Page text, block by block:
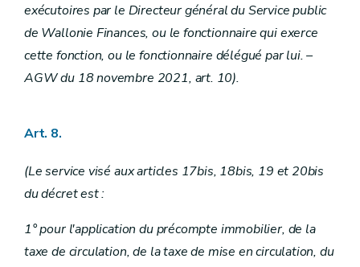
exécutoires par le Directeur général du Service public
de Wallonie Finances, ou le fonctionnaire qui exerce
cette fonction, ou le fonctionnaire délégué par lui. –
AGW du 18 novembre 2021, art. 10).
Art. 8.
(Le service visé aux articles 17bis, 18bis, 19 et 20bis
du décret est :
1° pour l'application du précompte immobilier, de la
taxe de circulation, de la taxe de mise en circulation, du